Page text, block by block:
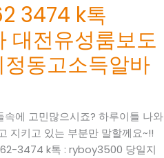
3474 k톡
전유성룸보도
동고소득알바
속에 고민많으시죠? 하루이틀 나와
지키고 있는 부분만 말할께요~!!
3474 k톡 : ryboy3500 당일지